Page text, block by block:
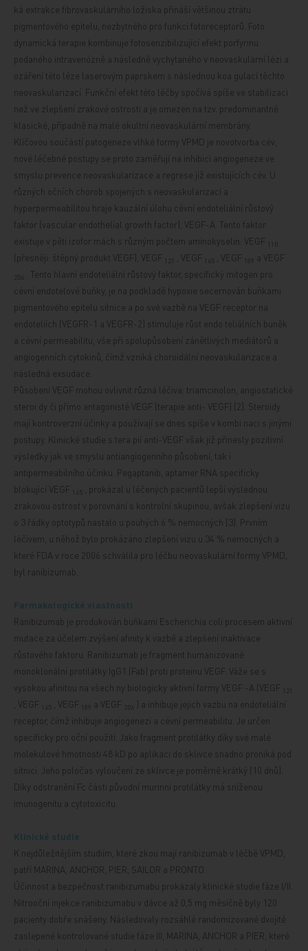
ká extrakce fibrovaskulárního ložiska přináší většinou ztrátu
pigmentového epitelu, nezbytného pro funkci fotoreceptorů. Foto
dynamická terapie kombinuje fotosenzibilizující efekt porfyrinu
podaného intravenózně a následně vychytaného v neovaskulární lézi a
ozáření této léze laserovým paprskem s následnou koa gulací těchto
neovaskularizací. Funkční efekt této léčby spočívá spíše ve stabilizaci
než ve zlepšení zrakové ostrosti a je omezen na tzv. predominantně
klasické, případně na malé okultní neovaskulární membrány.
Klíčovou součástí patogeneze vlhké formy VPMD je novotvorba cév,
nové léčebné postupy se proto zaměřují na inhibici angiogeneze ve
smyslu prevence neovaskularizace a regrese již existujících cév. U
různých očních chorob spojených s neovaskularizací a
hyperpermeabilitou hraje kauzální úlohu cévní endoteliální růstový
faktor (vascular endothelial growth factor), VEGF-A. Tento faktor
existuje v pěti izofor mách s různým počtem aminokyselin: VEGF
(přesněji: štěpný produkt VEGF), VEGF , VEGF , VEGF 189 a VEGF
Tento hlavní endoteliální růstový faktor, specifický mitogen pro
cévní endotelové buňky, je na podkladě hypoxie secernován buňkami
pigmentového epitelu sítnice a po své vazbě na VEGF receptor na
endoteliích (VEGFR-1 a VEGFR-2) stimuluje růst endo teliálních buněk
a cévní permeabilitu, vše při spolupůsobení zánětlivých mediátorů a
angiogenních cytokinů, čímž vzniká choroidální neovaskularizace a
následná exsudace.
Působení VEGF mohou ovlivnit různá léčiva: triamcinolon, angiostatické
steroi dy či přímo antagonisté VEGF (terapie anti- VEGF) [2]. Steroidy
mají kontroverzní účinky a používají se dnes spíše v kombi naci s jinými
postupy. Klinické studie s tera pií anti-VEGF však již přinesly pozitivní
výsledky jak ve smyslu antiangiogenního působení, tak i
antipermeabilního účinku. Pegaptanib, aptamer RNA specificky
blokující VEGF
, prokázal u léčených pacientů lepší výslednou
zrakovou ostrost v porovnání s kontrolní skupinou, avšak zlepšení vizu
o 3 řádky optotypů nastalo u pouhých 6 % nemocných [3]. Prvním
léčivem, u něhož bylo prokázáno zlepšení vizu u 34 % nemocných a
které FDA v roce 2006 schválila pro léčbu neovaskulární formy VPMD,
byl ranibizumab.
Farmakologické vlastnosti
Ranibizumab je produkován buňkami Escherichia coli procesem aktivní
mutace za účelem zvýšení afinity k vazbě a zlepšení inaktivace
růstového faktoru. Ranibizumab je fragment humanizované
monoklonální protilátky IgG1 (Fab) proti proteinu VEGF. Váže se s
vysokou afinitou na všech ny biologicky aktivní formy VEGF -A (VEGF
, VEGF , VEGF 189 a VEGF ) a inhibuje jejich vazbu na endoteliální
receptor, čímž inhibuje angiogenezi a cévní permeabilitu. Je určen
specificky pro oční použití. Jako fragment protilátky díky své malé
molekulové hmotnosti 48 kD po aplikaci do sklivce snadno proniká pod
sítnici. Jeho poločas vyloučení ze sklivce je poměrně krátký (10 dnů).
Díky odstranění Fc části původní murinní protilátky má sníženou
imunogenitu a cytotoxicitu.
Klinické studie
K nejdůležitějším studiím, které zkou mají ranibizumab v léčbě VPMD,
patří MARINA, ANCHOR, PIER, SAILOR a PRONTO.
Účinnost a bezpečnost ranibizumabu prokázaly klinické studie fáze I/II.
Nitrooční injekce ranibizumabu v dávce až 0,5 mg měsíčně byly 120
pacienty dobře snášeny. Následovaly rozsáhlé randomizované dvojitě
zaslepené kontrolované studie fáze III, MARINA, ANCHOR a PIER, které